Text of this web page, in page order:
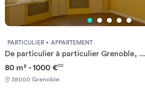
PARTICULIER APPARTEMENT
De particulier à particulier Grenoble, ...
80 m² - 1000 €CC
38000 Grenoble